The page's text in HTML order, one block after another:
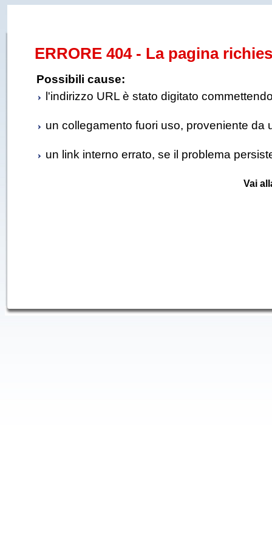
ERRORE 404 - La pagina
Possibili cause:
l'indirizzo URL è stato digitato
un collegamento fuori uso, proveniente da
un link interno errato, se il problema
Vai